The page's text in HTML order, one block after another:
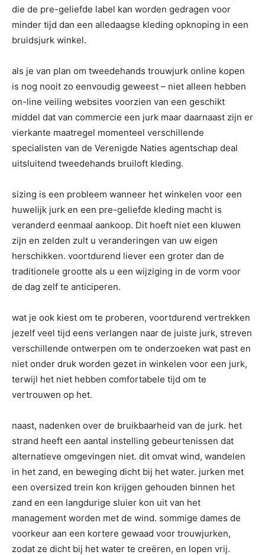
die de pre-geliefde label kan worden gedragen voor
minder tijd dan een alledaagse kleding opknoping in een
bruidsjurk winkel.
als je van plan om tweedehands trouwjurk online kopen
is nog nooit zo eenvoudig geweest – niet alleen hebben
on-line veiling websites voorzien van een geschikt
middel dat van commercie een jurk maar daarnaast zijn er
vierkante maatregel momenteel verschillende
specialisten van de Verenigde Naties agentschap deal
uitsluitend tweedehands bruiloft kleding.
sizing is een probleem wanneer het winkelen voor een
huwelijk jurk en een pre-geliefde kleding macht is
veranderd eenmaal aankoop. Dit hoeft niet een kluwen
zijn en zelden zult u veranderingen van uw eigen
herschikken. voortdurend liever een groter dan de
traditionele grootte als u een wijziging in de vorm voor
de dag zelf te anticiperen.
wat je ook kiest om te proberen, voortdurend vertrekken
jezelf veel tijd eens verlangen naar de juiste jurk, streven
verschillende ontwerpen om te onderzoeken wat past en
niet onder druk worden gezet in winkelen voor een jurk,
terwijl het niet hebben comfortabele tijd om te
vertrouwen op het.
naast, nadenken over de bruikbaarheid van de jurk. het
strand heeft een aantal instelling gebeurtenissen dat
alternatieve omgevingen niet. dit omvat wind, wandelen
in het zand, en beweging dicht bij het water. jurken met
een oversized trein kon krijgen gehouden binnen het
zand en een langdurige sluier kon uit van het
management worden met de wind. sommige dames de
voorkeur aan een kortere gewaad voor trouwjurken,
zodat ze dicht bij het water te creëren, en lopen vrij.